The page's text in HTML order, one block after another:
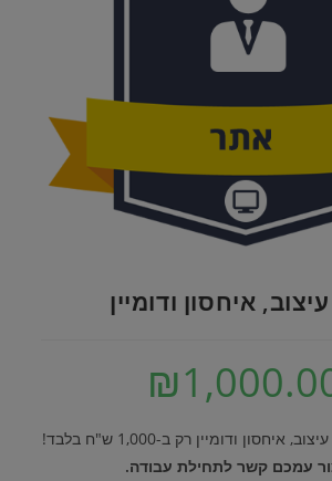
איחסון ודומיין
₪
ודומיין רק ב-1,000 ש"ח בלבד!
עמכם קשר לתחילת עבודה.